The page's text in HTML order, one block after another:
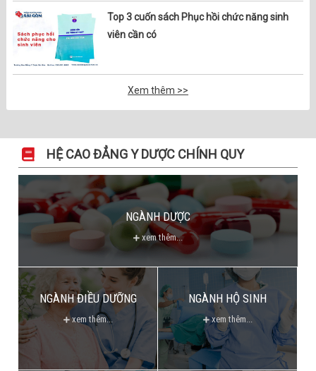
Top 3 cuốn sách Phục hồi chức năng sinh
viên cần có
Xem thêm >>
HỆ CAO ĐẲNG Y DƯỢC CHÍNH QUY
NGÀNH DƯỢC
xem thêm...
NGÀNH ĐIỀU DƯỠNG
xem thêm...
NGÀNH HỘ SINH
xem thêm...